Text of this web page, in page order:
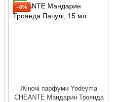
−6%
Жіночі парфуми Yodeyma
CHEANTE Мандарин Троянда